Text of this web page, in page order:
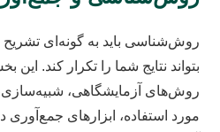
روش‌شناسی باید به گونه‌ای
بتواند نتایج شما را تکرار کند.
روش‌های آزمایشگاهی،
مورد استفاده، ابزارهای جمع‌آوری